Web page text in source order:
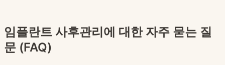
임플란트 사후관리에 대한 자주 묻는 질
문 (FAQ)